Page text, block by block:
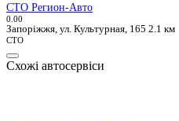
СТО Регион-Авто
0.00
Запоріжжя, ул. Культурная, 165 2.1 км
СТО
Схожі автосервіси